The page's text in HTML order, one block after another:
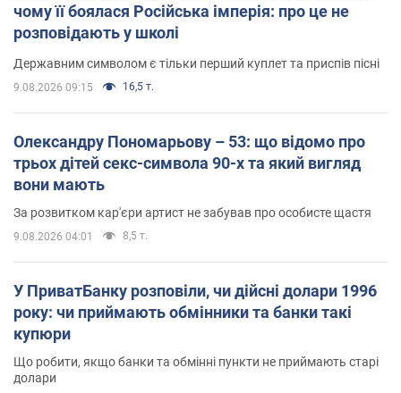
чому її боялася Російська імперія: про це не
розповідають у школі
Державним символом є тільки перший куплет та приспів пісні
9.08.2026 09:15 16,5 т.
Олександру Пономарьову – 53: що відомо про
трьох дітей секс-символа 90-х та який вигляд
вони мають
За розвитком кар'єри артист не забував про особисте щастя
9.08.2026 04:01 8,5 т.
У ПриватБанку розповіли, чи дійсні долари 1996
року: чи приймають обмінники та банки такі
купюри
Що робити, якщо банки та обмінні пункти не приймають старі
долари